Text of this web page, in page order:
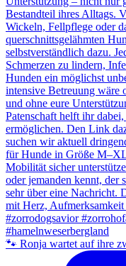
🐾 Ronja wartet auf ihre